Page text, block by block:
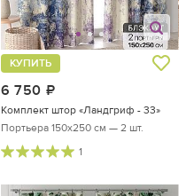
6 750
КУПИТЬ
Комплект штор «Ландгриф - 33»
Портьера 150х250 см — 2 шт.
1